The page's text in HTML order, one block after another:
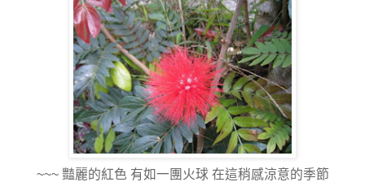
~~~ 豔麗的紅色 有如一團火球 在這稍感涼意的季節